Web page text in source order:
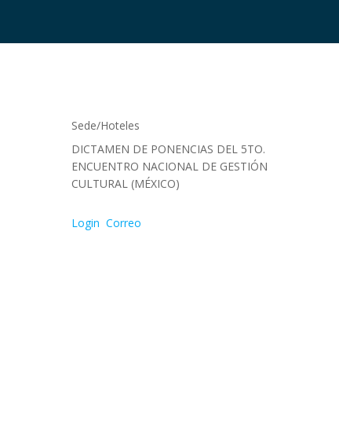
Sede/Hoteles
DICTAMEN DE PONENCIAS DEL 5TO.
ENCUENTRO NACIONAL DE GESTIÓN
CULTURAL (MÉXICO)
Login Correo